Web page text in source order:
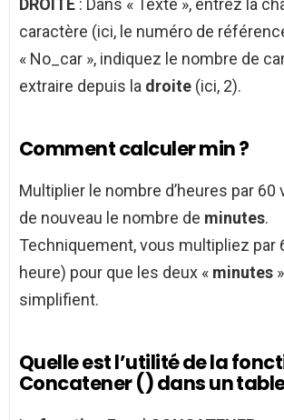
DROITE : Dans « Texte », entrez la
caractère (ici, le numéro de
« No_car », indiquez le nombre de
extraire depuis la droite (ici, 2).
Comment calculer min ?
Multiplier le nombre d’heures par 60
de nouveau le nombre de minutes.
Techniquement, vous multipliez par
heure) pour que les deux « minutes
simplifient.
Quelle est l’utilité de la
Concatener () dans un